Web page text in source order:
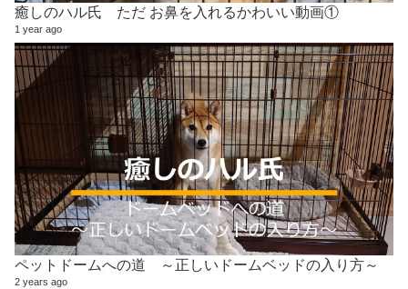
癒しのハル氏 ただ お鼻を入れるかわいい動画①
1 year ago
ペットドームへの道 ～正しいドームベッドの入り方～
2 years ago